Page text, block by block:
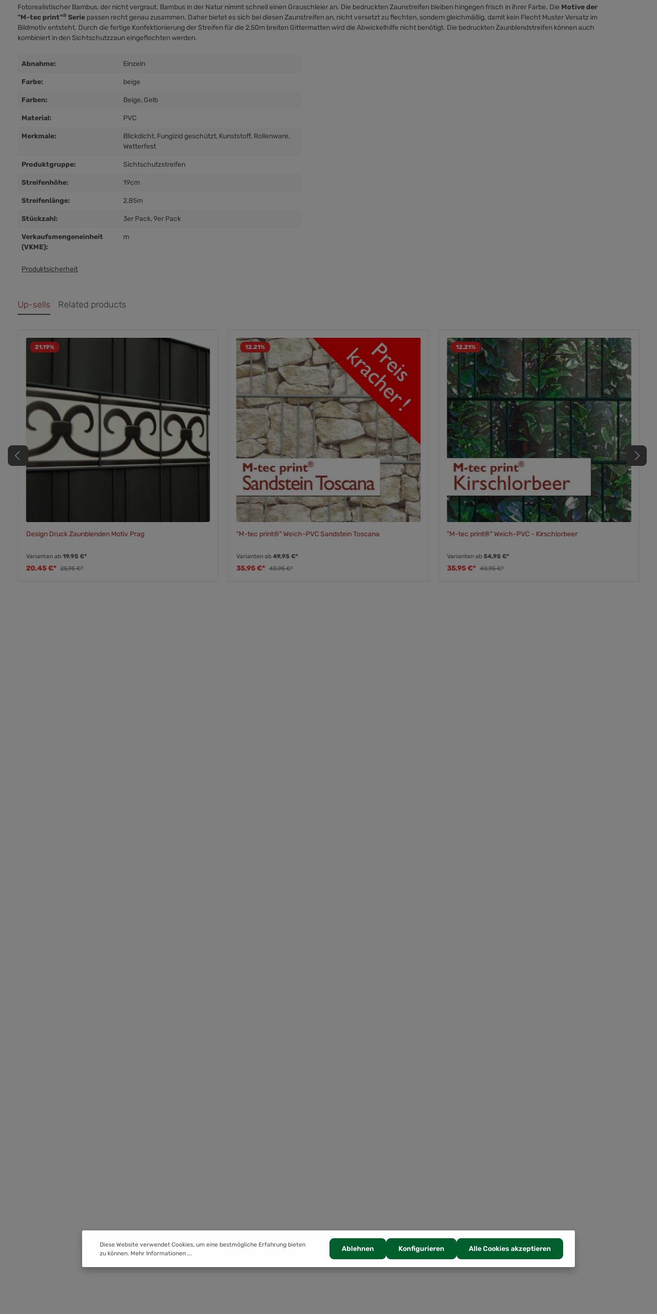
Fotorealistischer Bambus, der nicht vergraut. Bambus in der Natur nimmt schnell einen Grauschleier an. Die bedruckten Zaunstreifen bleiben hingegen frisch in ihrer Farbe. Die Motive der
"M-tec print"® Serie passen recht genau zusammen. Daher bietet es sich bei diesen Zaunstreifen an, nicht versetzt zu flechten, sondern gleichmäßig, damit kein Flecht Muster Versatz im
Bildmotiv entsteht. Durch die fertige Konfektionierung der Streifen für die 2,50m breiten Gittermatten wird die Abwickelhilfe nicht benötigt. Die bedruckten Zaunblendstreifen können auch
kombiniert in den Sichtschutzzaun eingeflochten werden.
Abnahme: Einzeln
Farbe: beige
Farben: Beige, Gelb
Material: PVC
Merkmale: Blickdicht, Fungizid geschützt, Kunststoff, Rollenware,
Wetterfest
Produktgruppe: Sichtschutzstreifen
Streifenhöhe: 19cm
Streifenlänge: 2,85m
Stückzahl: 3er Pack, 9er Pack
Verkaufsmengeneinheit
(VKME):
m
Produktsicherheit
Up-sells Related products
21.19%
Design Druck Zaunblenden Motiv Prag
Varianten ab19,95 €*
20,45 €* 25,95 €*
12.21%
"M-tec print®" Weich-PVC Sandstein Toscana
Varianten ab 49,95 €*
35,95 €* 40,95 €*
12.21%
"M-tec print®" Weich-PVC - Kirschlorbeer
Varianten ab 54,95 €*
35,95 €* 40,95 €*
Diese Website verwendet Cookies, um eine bestmögliche Erfahrung bieten
zu können. Mehr Informationen ...
Ablehnen Konfigurieren Alle Cookies akzeptieren